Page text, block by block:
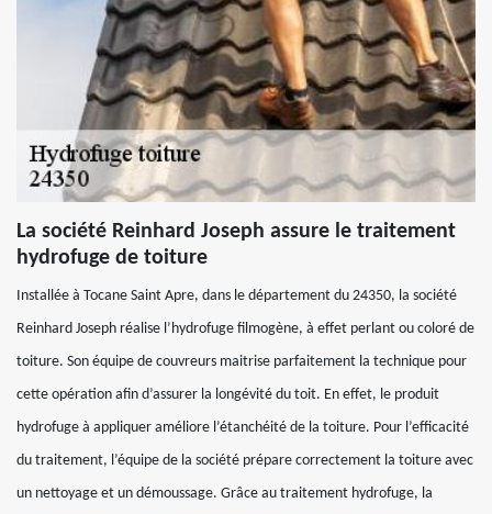
La société Reinhard Joseph assure le traitement
hydrofuge de toiture
Installée à Tocane Saint Apre, dans le département du 24350, la société
Reinhard Joseph réalise l’hydrofuge filmogène, à effet perlant ou coloré de
toiture. Son équipe de couvreurs maitrise parfaitement la technique pour
cette opération afin d’assurer la longévité du toit. En effet, le produit
hydrofuge à appliquer améliore l’étanchéité de la toiture. Pour l’efficacité
du traitement, l’équipe de la société prépare correctement la toiture avec
un nettoyage et un démoussage. Grâce au traitement hydrofuge, la